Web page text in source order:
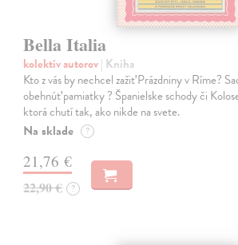
Bella Italia
kolektív autorov| Kniha
Kto z vás by nechcel zažiť Prázdniny v Ríme?
obehnúť pamiatky ? Španielske schody či
ktorá chutí tak, ako nikde na svete.
Na sklade ?
21,76 €
22,90 € ?